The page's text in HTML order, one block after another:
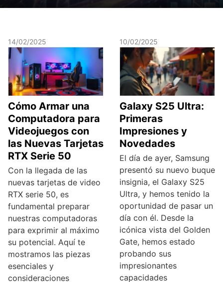
14/02/2025
Cómo Armar una
Computadora para
Videojuegos con
las Nuevas Tarjetas
RTX Serie 50
Con la llegada de las
nuevas tarjetas de video
RTX serie 50, es
fundamental preparar
nuestras computadoras
para exprimir al máximo
su potencial. Aquí te
mostramos las piezas
esenciales y
consideraciones
10/02/2025
Galaxy S25 Ultra:
Primeras
Impresiones y
Novedades
El día de ayer, Samsung
presentó su nuevo buque
insignia, el Galaxy S25
Ultra, y hemos tenido la
oportunidad de pasar un
día con él. Desde la
icónica vista del Golden
Gate, hemos estado
probando sus
impresionantes
capacidades